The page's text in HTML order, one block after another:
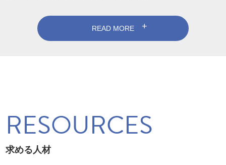
READ MORE
RESOURCES
求める人材